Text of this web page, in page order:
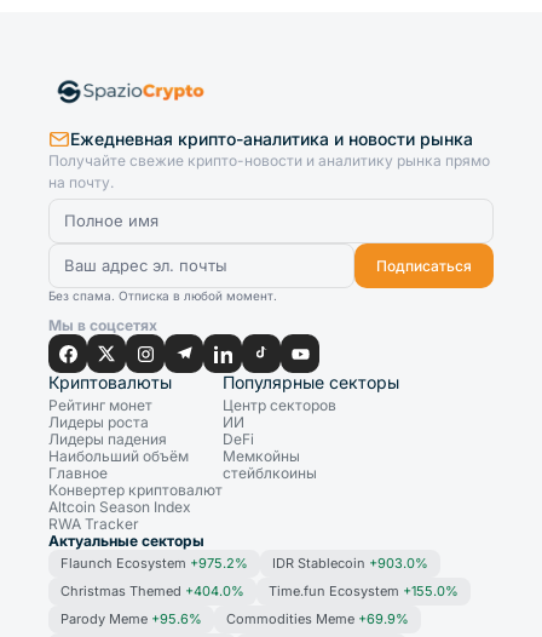
Ежедневная крипто-аналитика и новости рынка
Получайте свежие крипто-новости и аналитику рынка прямо
на почту.
Подписаться
Без спама. Отписка в любой момент.
Мы в соцсетях
Криптовалюты
Рейтинг монет
Лидеры роста
Лидеры падения
Наибольший объём
Главное
Конвертер криптовалют
Altcoin Season Index
RWA Tracker
Популярные секторы
Центр секторов
ИИ
DeFi
Мемкойны
стейблкоины
Актуальные секторы
Flaunch Ecosystem +975.2% IDR Stablecoin +903.0%
Christmas Themed +404.0% Time.fun Ecosystem +155.0%
Parody Meme +95.6% Commodities Meme +69.9%